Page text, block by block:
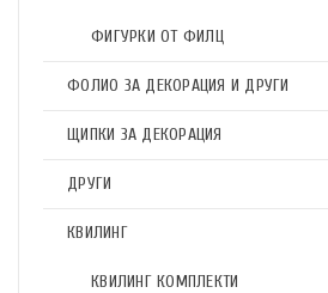
ФИГУРКИ ОТ ФИЛЦ
ФОЛИО ЗА ДЕКОРАЦИЯ И ДРУГИ
ЩИПКИ ЗА ДЕКОРАЦИЯ
ДРУГИ
КВИЛИНГ
КВИЛИНГ КОМПЛЕКТИ